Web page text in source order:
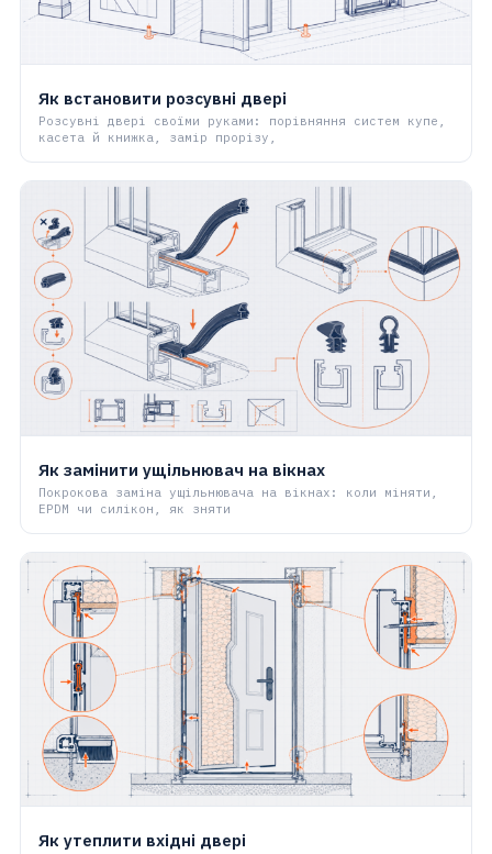
Як встановити розсувні двері
Розсувні двері своїми руками: порівняння систем купе,
касета й книжка, замір прорізу,
Як замінити ущільнювач на вікнах
Покрокова заміна ущільнювача на вікнах: коли міняти,
EPDM чи силікон, як зняти
Як утеплити вхідні двері